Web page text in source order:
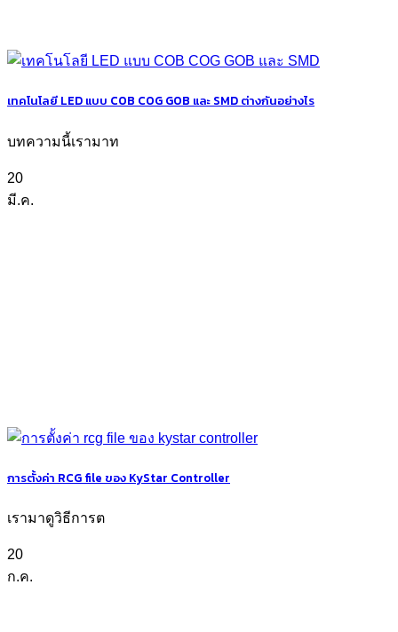
เทคโนโลยี LED แบบ COB COG GOB และ SMD ต่างกันอย่างไร
บทความนี้เรามาท
20
มี.ค.
การตั้งค่า RCG file ของ KyStar Controller
เรามาดูวิธีการต
20
ก.ค.